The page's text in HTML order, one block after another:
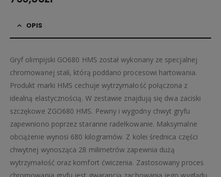
OPIS
Gryf olimpijski GO680 HMS został wykonany ze specjalnej
chromowanej stali, którą poddano procesowi hartowania.
Produkt marki HMS cechuje wytrzymałość połączona z
idealną elastycznością. W zestawie znajdują się dwa zaciski
szczękowe ZGO680 HMS. Pewny i wygodny chwyt gryfu
zapewniono poprzez staranne radełkowanie. Maksymalne
obciążenie wynosi 680 kilogramów. Z kolei średnica części
chwytnej wynosząca 28 milimetrów zapewnia dużą
wytrzymałość oraz komfort ćwiczenia. Zastosowany proces